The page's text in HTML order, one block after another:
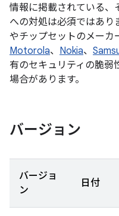
情報に掲載されている、
への対処は必須ではあり
やチップセットのメーカ
Motorola、 Nokia、
有のセキュリティの脆弱
場合があります。
バージョン
バージョ
ン
日付